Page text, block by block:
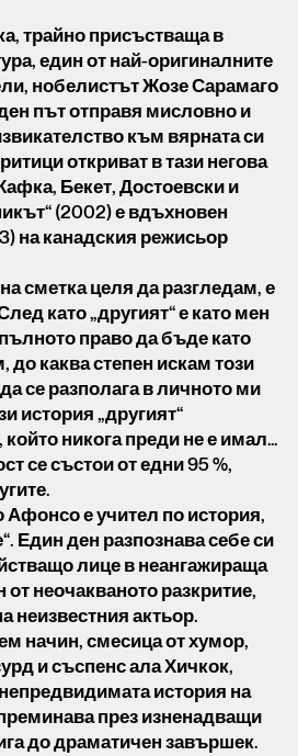
трайно присъстваща в
един от най-оригиналните
нобелистът Жозе Сарамаго
път отправя мисловно и
към вярната си
откриват в тази негова
Бекет, Достоевски и
(2002) е вдъхновен
на канадския режисьор
сметка целя да разгледам, е
като „другият“ е като мен
право да бъде като
до каква степен искам този
се разполага в личното ми
история „другият“
никога преди не е имал…
се състои от едни 95 %,
е учител по история,
Един ден разпознава себе си
лице в неангажираща
неочакваното разкритие,
неизвестния актьор.
начин, смесица от хумор,
и съспенс ала Хичкок,
история на
през изненадващи
до драматичен завършек.